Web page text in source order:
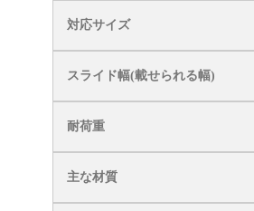
対応サイズ
スライド幅(載せられる幅)
耐荷重
主な材質